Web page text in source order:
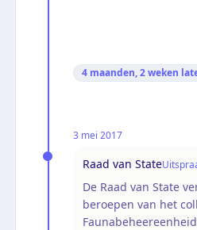
4 maanden, 2 weken
3 mei 2017
Raad van State
De Raad van State
beroepen van het